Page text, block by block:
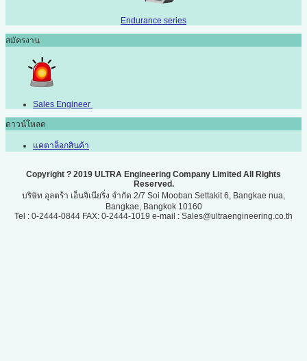
Endurance series
สมัครงาน
Sales Engineer
ดาวน์โหลด
แคตาล็อกสินค้า
Copyright ? 2019 ULTRA Engineering Company Limited All Rights
Reserved.
บริษัท อุลตร้า เอ็นจิเนียริ่ง จำกัด 2/7 Soi Mooban Settakit 6, Bangkae nua,
Bangkae, Bangkok 10160
Tel : 0-2444-0844 FAX: 0-2444-1019 e-mail : Sales@ultraengineering.co.th